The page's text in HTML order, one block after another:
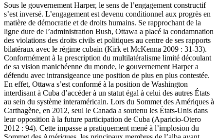
Sous le gouvernement Harper, le sens de l’engagement constructif
s’est inversé. L’engagement est devenu conditionnel aux progrès en
matière de démocratie et de droits humains. Se rapprochant de la
ligne dure de l’administration Bush, Ottawa a placé la condamnation
des violations des droits civils et politiques au centre de ses rapports
bilatéraux avec le régime cubain (Kirk et McKenna 2009 : 31-33).
Conformément à la prescription du multilatéralisme limité découlant
de sa vision manichéenne du monde, le gouvernement Harper a
défendu avec intransigeance une position de plus en plus contestée.
En effet, Ottawa s’est conformé à la position de Washington
interdisant à Cuba d’accéder à un statut égal à celui des autres États
au sein du système interaméricain. Lors du Sommet des Amériques à
Carthagène, en 2012, seul le Canada a soutenu les États-Unis dans
leur opposition à la future participation de Cuba (Aparicio-Otero
2012 : 94). Cette impasse a pratiquement mené à l’implosion du